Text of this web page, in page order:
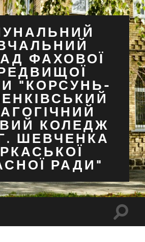
ФАХОВОЇ
"КОРСУНЬ-
КОЛЕДЖ
ШЕВЧЕНКА
РАДИ"